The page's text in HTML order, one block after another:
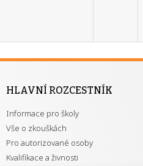
HLAVNÍ ROZCESTNÍK
Informace pro školy
Vše o zkouškách
Pro autorizované osoby
Kvalifikace a živnosti